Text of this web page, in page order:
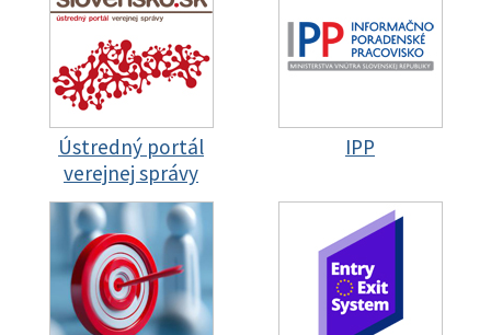
Ústredný portál
verejnej správy
IPP